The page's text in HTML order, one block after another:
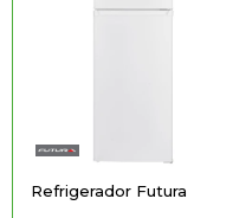
Refrigerador Futura